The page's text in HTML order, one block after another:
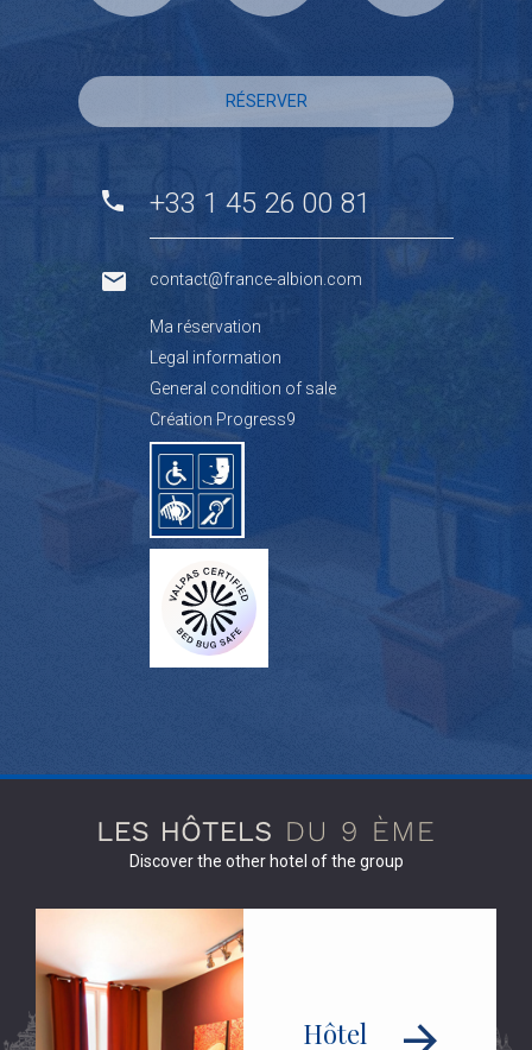
RÉSERVER
+33 1 45 26 00 81
contact@france-albion.com
Ma réservation
Legal information
General condition of sale
Création Progress9
Discover the other hotel of the group
Hôtel